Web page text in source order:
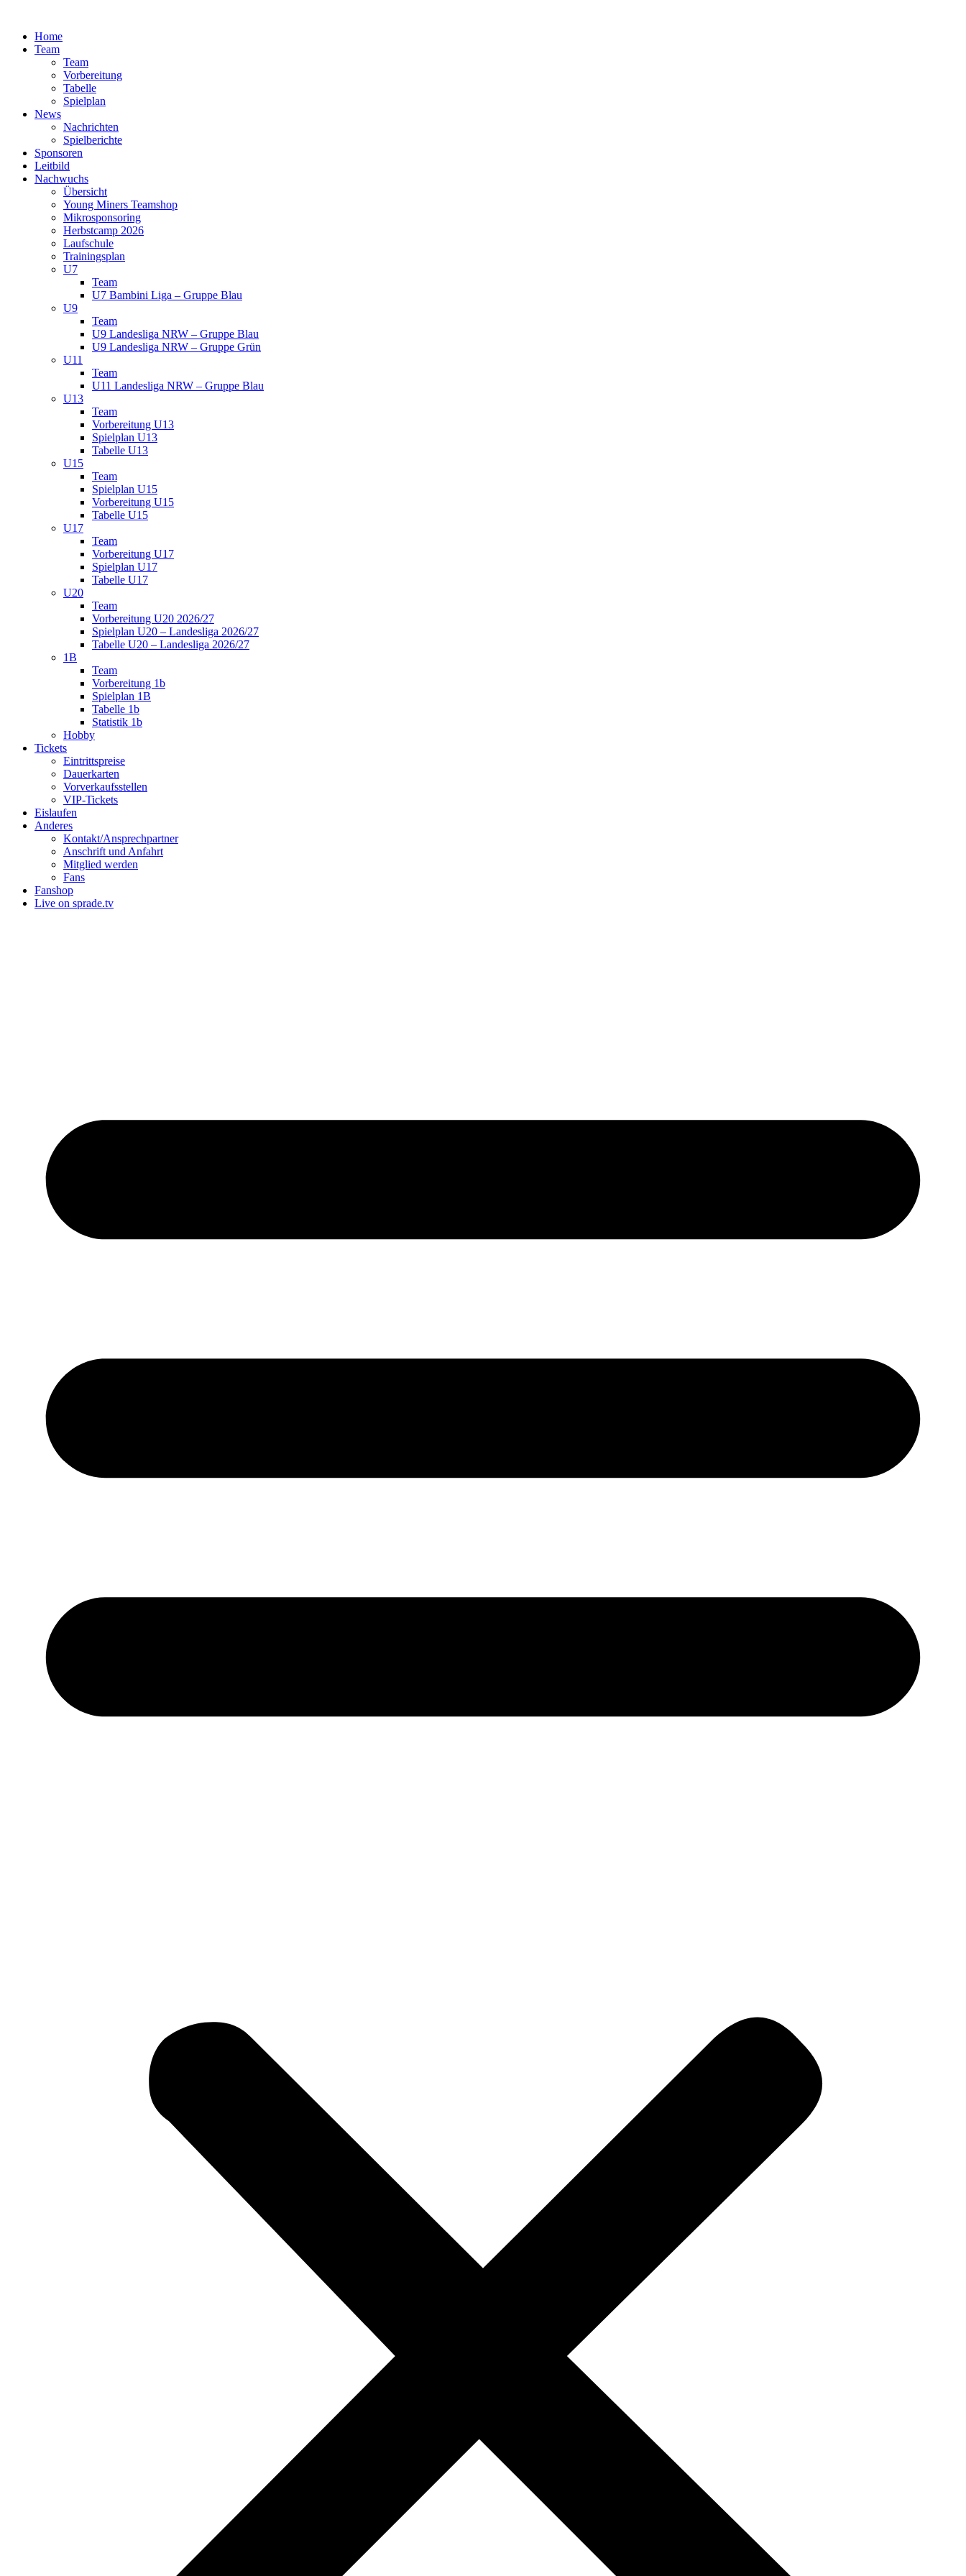
springenHome
Team
Team
Vorbereitung
Tabelle
Spielplan
News
Nachrichten
Spielberichte
Sponsoren
Leitbild
Nachwuchs
Übersicht
Young Miners Teamshop
Mikrosponsoring
Herbstcamp 2026
Laufschule
Trainingsplan
U7
Team
U7 Bambini Liga – Gruppe Blau
U9
Team
U9 Landesliga NRW – Gruppe Blau
U9 Landesliga NRW – Gruppe Grün
U11
Team
U11 Landesliga NRW – Gruppe Blau
U13
Team
Vorbereitung U13
Spielplan U13
Tabelle U13
U15
Team
Spielplan U15
Vorbereitung U15
Tabelle U15
U17
Team
Vorbereitung U17
Spielplan U17
Tabelle U17
U20
Team
Vorbereitung U20 2026/27
Spielplan U20 – Landesliga 2026/27
Tabelle U20 – Landesliga 2026/27
1B
Team
Vorbereitung 1b
Spielplan 1B
Tabelle 1b
Statistik 1b
Hobby
Tickets
Eintrittspreise
Dauerkarten
Vorverkaufsstellen
VIP-Tickets
Eislaufen
Anderes
Kontakt/Ansprechpartner
Anschrift und Anfahrt
Mitglied werden
Fans
Fanshop
Live on sprade.tv